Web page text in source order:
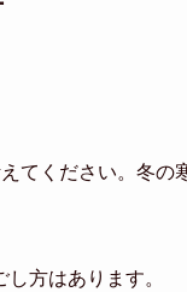
てください。冬
方はあります。